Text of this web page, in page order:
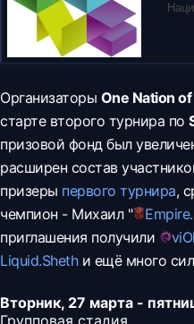
Организаторы One Nation
старте второго турнира по
призовой фонд был
расширен состав
призеры первого турнира,
чемпион - Михаил "
Empire.
приглашения получили
Liquid.Shethи ещё много
Вторник, 27 марта -
Групповая стадия